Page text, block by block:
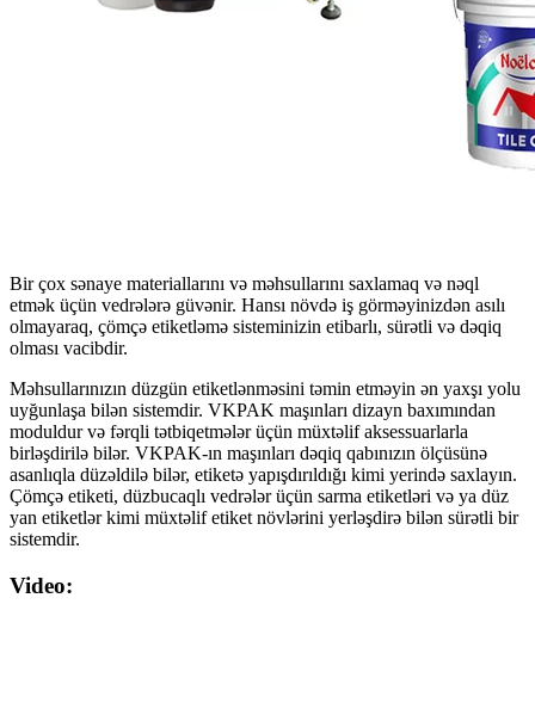
Bir çox sənaye materiallarını və məhsullarını saxlamaq və nəql
etmək üçün vedrələrə güvənir. Hansı növdə iş görməyinizdən asılı
olmayaraq, çömçə etiketləmə sisteminizin etibarlı, sürətli və dəqiq
olması vacibdir.
Məhsullarınızın düzgün etiketlənməsini təmin etməyin ən yaxşı yolu
uyğunlaşa bilən sistemdir. VKPAK maşınları dizayn baxımından
moduldur və fərqli tətbiqetmələr üçün müxtəlif aksessuarlarla
birləşdirilə bilər. VKPAK-ın maşınları dəqiq qabınızın ölçüsünə
asanlıqla düzəldilə bilər, etiketə yapışdırıldığı kimi yerində saxlayın.
Çömçə etiketi, düzbucaqlı vedrələr üçün sarma etiketləri və ya düz
yan etiketlər kimi müxtəlif etiket növlərini yerləşdirə bilən sürətli bir
sistemdir.
Video: